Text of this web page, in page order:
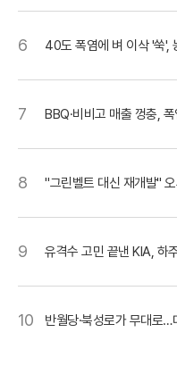
6 40도 폭염에 벼 이삭 '쑥',
7 BBQ·비비고 매출 껑충,
8 "그린벨트 대신 재개발"
9 유격수 고민 끝낸 KIA, 하
10 반월당·북성로가 무대로